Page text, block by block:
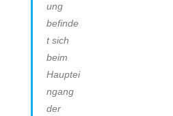
ung
befinde
t sich
beim
Hauptei
ngang
der